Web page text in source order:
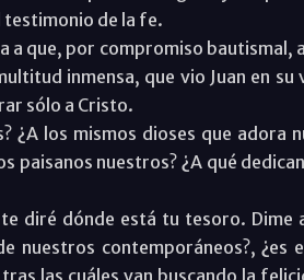
de la fe.
a que, por compromiso bautismal,
inmensa, que vio Juan en
sólo a Cristo.
¿A los mismos dioses que adora
paisanos nuestros? ¿A qué
diré dónde está tu tesoro. Dime
nuestros contemporáneos?, ¿es
las cuáles van buscando la